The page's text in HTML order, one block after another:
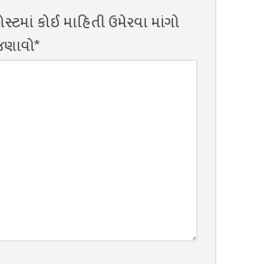
કોઈ માહિતી ઉમેરવા માંગો